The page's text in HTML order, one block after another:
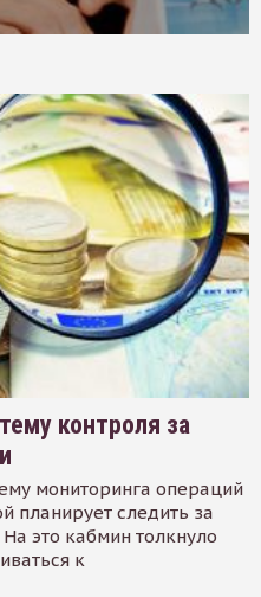
контроля за
мониторинга операций
планирует следить за
это кабмин толкнуло
к